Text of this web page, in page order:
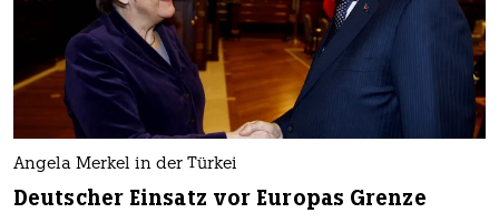
Angela Merkel in der Türkei
Deutscher Einsatz vor Europas Grenze